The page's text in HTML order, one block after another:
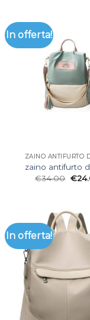
In offerta!
ZAINO ANTIFURTO
zaino antifurto
€34.00 €
In offerta!